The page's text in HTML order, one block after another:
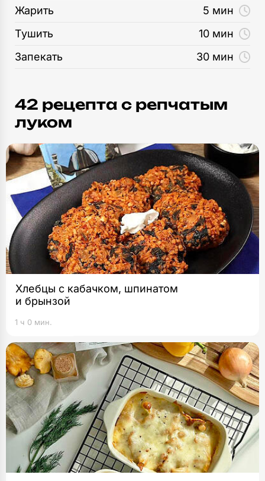
Жарить
5 мин
Тушить
10 мин
Запекать
30 мин
42 рецепта c репчатым
луком
Хлебцы с кабачком, шпинатом
и брынзой
1 ч 0 мин.